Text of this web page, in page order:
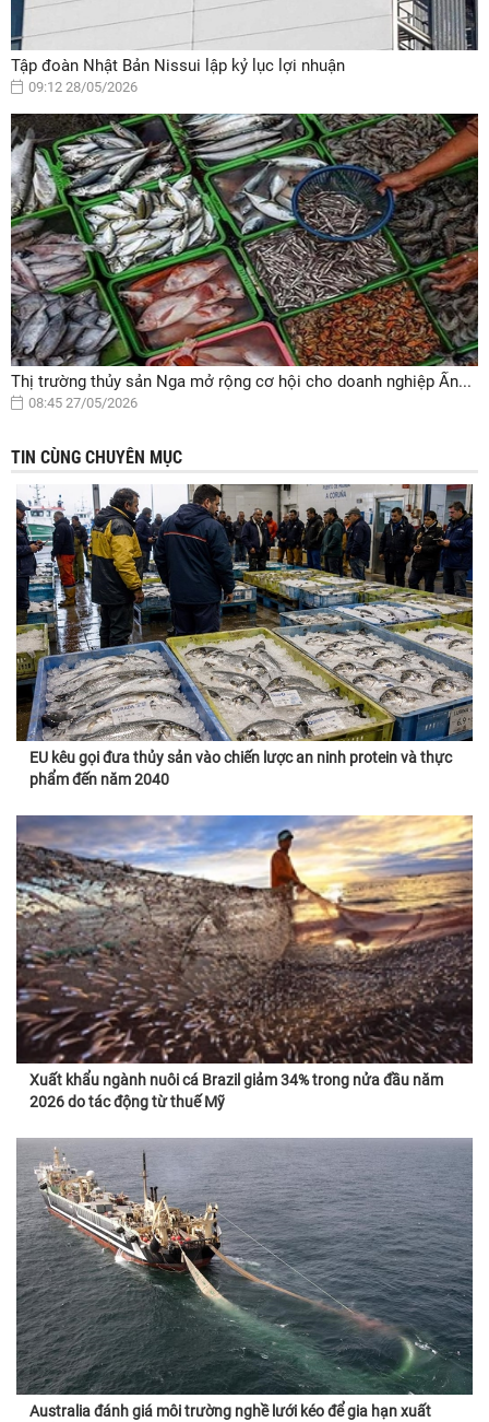
Tập đoàn Nhật Bản Nissui lập kỷ lục lợi nhuận
09:12 28/05/2026
Thị trường thủy sản Nga mở rộng cơ hội cho doanh nghiệp Ấn...
08:45 27/05/2026
TIN CÙNG CHUYÊN MỤC
EU kêu gọi đưa thủy sản vào chiến lược an ninh protein và thực
phẩm đến năm 2040
Xuất khẩu ngành nuôi cá Brazil giảm 34% trong nửa đầu năm
2026 do tác động từ thuế Mỹ
Australia đánh giá môi trường nghề lưới kéo để gia hạn xuất